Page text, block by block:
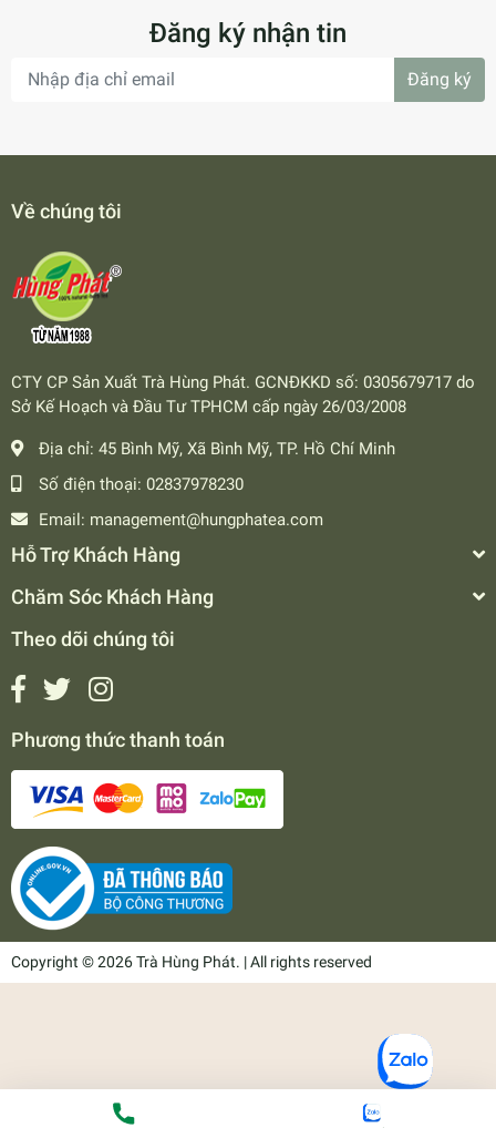
Đăng ký nhận tin
Đăng ký
Về chúng tôi
CTY CP Sản Xuất Trà Hùng Phát. GCNĐKKD số: 0305679717 do
Sở Kế Hoạch và Đầu Tư TPHCM cấp ngày 26/03/2008
Địa chỉ: 45 Bình Mỹ, Xã Bình Mỹ, TP. Hồ Chí Minh
Số điện thoại: 02837978230
Email: management@hungphatea.com
Hỗ Trợ Khách Hàng
Chăm Sóc Khách Hàng
Theo dõi chúng tôi
Phương thức thanh toán
Copyright © 2026 Trà Hùng Phát. | All rights reserved